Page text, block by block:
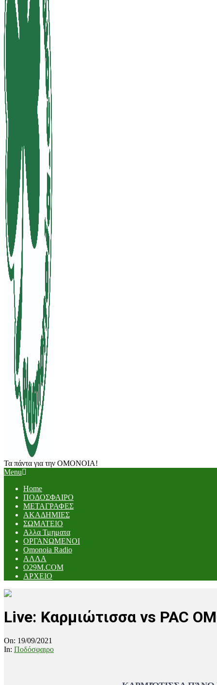
Τα πάντα για την ΟΜΟΝΟΙΑ!
Primary
Menu
Menu
Home
ΠΟΔΟΣΦΑΙΡΟ
ΜΕΤΑΓΡΑΦΕΣ
ΑΚΑΔΗΜΙΕΣ
ΣΩΜΑΤΕΙΟ
Αλλα Τμηματα
ΟΡΓΑΝΩΜΕΝΟΙ
Omonoia Radio
ΑΛΛΑ
O29M.COM
ΑΡΧΕΙΟ
Live: Καρμιώτισσα vs PAC
On: 19/09/2021
In: Ποδόσφαιρο